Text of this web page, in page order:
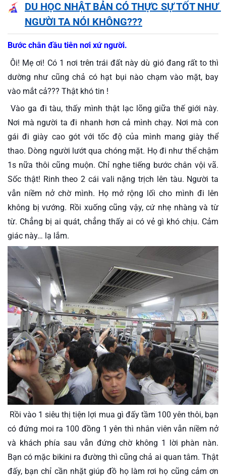
DU HỌC NHẬT BẢN CÓ THỰC SỰ TỐT NHƯ
NGƯỜI TA NÓI KHÔNG???
Bước chân đầu tiên nơi xứ người.
dường như cũng chả có hạt bụi nào chạm vào mặt, bay
vào mắt cả??? Thật khó tin !
Nơi mà người ta đi nhanh hơn cả mình chạy. Nơi mà con
gái đi giày cao gót với tốc độ của mình mang giày thể
thao. Dòng người lướt qua chóng mặt. Họ đi như thể chậm
1s nữa thôi cũng muộn. Chỉ nghe tiếng bước chân vội vã.
Sốc thật! Rinh theo 2 cái vali nặng trịch lên tàu. Người ta
vẫn niềm nở chờ mình. Họ mở rộng lối cho mình đi lên
không bị vướng. Rồi xuống cũng vậy, cứ nhẹ nhàng và từ
từ. Chẳng bị ai quát, chẳng thấy ai có vẻ gì khó chịu. Cảm
giác này… lạ lắm.
có đứng moi ra 100 đồng 1 yên thì nhân viên vẫn niềm nở
và khách phía sau vẫn đứng chờ không 1 lời phàn nàn.
Bạn có mặc bikini ra đường thì cũng chả ai quan tâm. Thật
đấy, bạn chỉ cần nhặt giúp đồ họ làm rơi họ cũng cảm ơn